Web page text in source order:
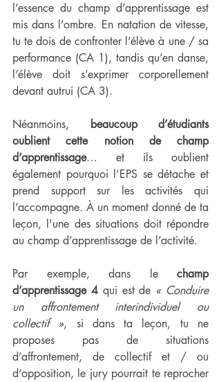
l’essence du champ d’apprentissage est
mis dans l’ombre. En natation de vitesse,
tu te dois de confronter l’élève à une / sa
performance (CA 1), tandis qu’en danse,
l’élève doit s’exprimer corporellement
devant autrui (CA 3).
Néanmoins, beaucoup d’étudiants
oublient cette notion de champ
d’apprentissage… et ils oublient
également pourquoi l’EPS se détache et
prend support sur les activités qui
l’accompagne. À un moment donné de ta
leçon, l'une des situations doit répondre
au champ d’apprentissage de l’activité.
Par exemple, dans le champ
d’apprentissage 4 qui est de « Conduire
un affrontement interindividuel ou
collectif », si dans ta leçon, tu ne
proposes pas de situations
d’affrontement, de collectif et / ou
d’opposition, le jury pourrait te reprocher